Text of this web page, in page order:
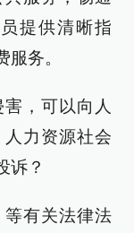
提供清晰指
务。
，可以向人
力资源社会
诉？
有关法律法